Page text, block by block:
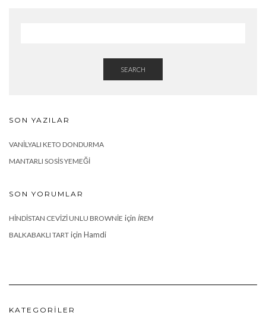
SEARCH
SON YAZILAR
VANILYALI KETO DONDURMA
MANTARLI SOSIS YEMEĞI
SON YORUMLAR
HINDISTAN CEVIZI UNLU BROWNIE için İREM
BALKABAKLI TART için Hamdi
KATEGORILER